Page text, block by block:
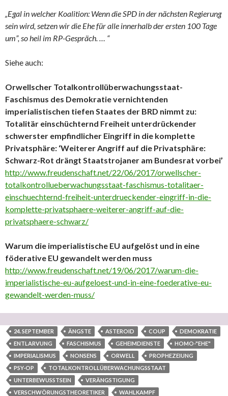
„Egal in welcher Koalition: Wenn die SPD in der nächsten Regierung
sein wird, setzen wir die Ehe für alle innerhalb der ersten 100 Tage
um”, so heil im RP-Gespräch. … “
Siehe auch:
Orwellscher Totalkontrollüberwachungsstaat-
Faschismus des Demokratie vernichtenden
imperialistischen tiefen Staates der BRD nimmt zu:
Totalitär einschüchternd Freiheit unterdrückender
schwerster empfindlicher Eingriff in die komplette
Privatsphäre: ‘Weiterer Angriff auf die Privatsphäre:
Schwarz-Rot drängt Staatstrojaner am Bundesrat vorbei’
http://www.freudenschaft.net/22/06/2017/orwellscher-
totalkontrollueberwachungsstaat-faschismus-totalitaer-
einschuechternd-freiheit-unterdrueckender-eingriff-in-die-
komplette-privatsphaere-weiterer-angriff-auf-die-
privatsphaere-schwarz/
Warum die imperialistische EU aufgelöst und in eine
föderative EU gewandelt werden muss
http://www.freudenschaft.net/19/06/2017/warum-die-
imperialistische-eu-aufgeloest-und-in-eine-foederative-eu-
gewandelt-werden-muss/
24. SEPTEMBER ÄNGSTE ASTEROID COUP
DEMOKRATIE
ENTLARVUNG
FASCHISMUS GEHEIMDIENSTE
HOMO-"EHE"
IMPERIALISMUS
NONSENS ORWELL
PROPHEZEIUNG
PSY-OP
TOTALKONTROLLÜBERWACHUNGSSTAAT
UNTERBEWUSSTSEIN
VERÄNGSTIGUNG
VERSCHWÖRUNGSTHEORETIKER
WAHLKAMPF